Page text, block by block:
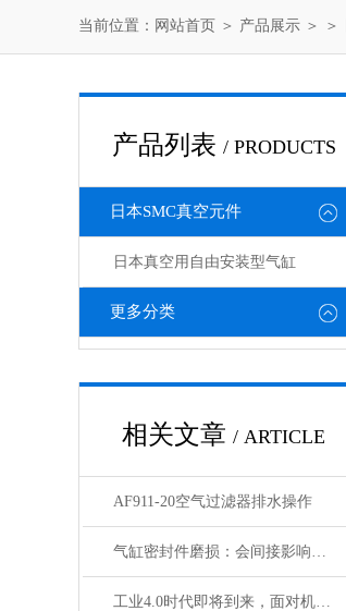
当前位置： 网站首页 ＞ 产品展示 ＞ ＞
产品列表 / PRODUCTS
日本SMC真空元件
日本真空用自由安装型气缸
更多分类
相关文章 / ARTICLE
AF911-20空气过滤器排水操作
气缸密封件磨损：会间接影响电磁阀与锁定阀的性能吗
工业4.0时代即将到来，面对机遇与挑战，日本SMC该如何应对？